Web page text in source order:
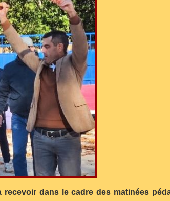
dans le cadre des matinées